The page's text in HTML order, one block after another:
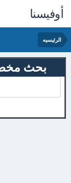
أوفيسنا
الرئيسيه
بحث